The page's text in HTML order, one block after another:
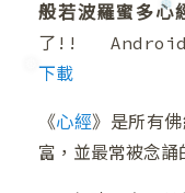
般若波羅蜜多
了!! Android手
下載
《心經》是所有
富，並最常被念誦
❆